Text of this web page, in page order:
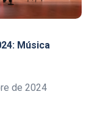
Música
de 2024